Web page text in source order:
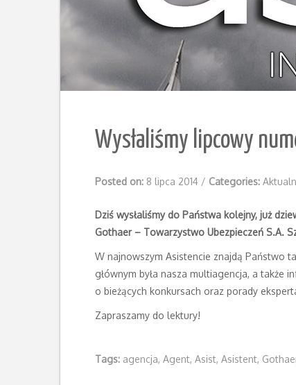
Wysłaliśmy lipcowy
Posted on: 8 lipca 2014 / Categories:
Dziś wysłaliśmy do Państwa kolejny, już
Gothaer – Towarzystwo Ubezpieczeń S.A.
W najnowszym Asistencie znajdą Państwo
głównym była nasza multiagencja, a także
o bieżących konkursach oraz porady
Zapraszamy do lektury!
Tags: agencja, Agent, Asist, Asistent,